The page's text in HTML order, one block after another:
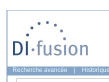
Recherche avancée